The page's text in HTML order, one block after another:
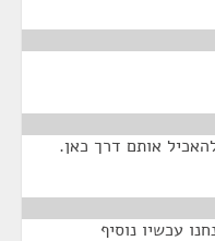
אותם דרך כאן.
עכשיו נוסיף